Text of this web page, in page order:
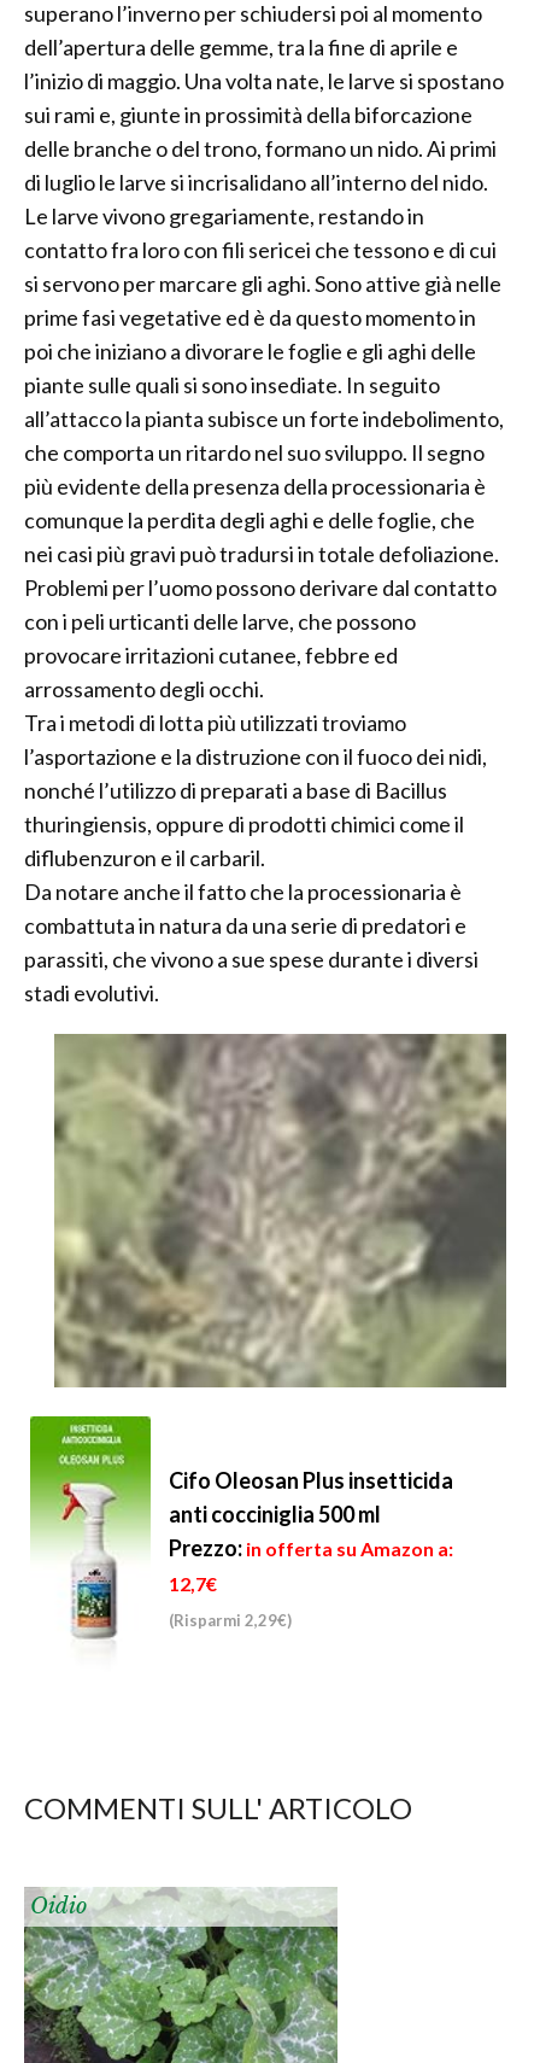
superano l’inverno per schiudersi poi al momento
dell’apertura delle gemme, tra la fine di aprile e
l’inizio di maggio. Una volta nate, le larve si spostano
sui rami e, giunte in prossimità della biforcazione
delle branche o del trono, formano un nido. Ai primi
di luglio le larve si incrisalidano all’interno del nido.
Le larve vivono gregariamente, restando in
contatto fra loro con fili sericei che tessono e di cui
si servono per marcare gli aghi. Sono attive già nelle
prime fasi vegetative ed è da questo momento in
poi che iniziano a divorare le foglie e gli aghi delle
piante sulle quali si sono insediate. In seguito
all’attacco la pianta subisce un forte indebolimento,
che comporta un ritardo nel suo sviluppo. Il segno
più evidente della presenza della processionaria è
comunque la perdita degli aghi e delle foglie, che
nei casi più gravi può tradursi in totale defoliazione.
Problemi per l’uomo possono derivare dal contatto
con i peli urticanti delle larve, che possono
provocare irritazioni cutanee, febbre ed
arrossamento degli occhi.
Tra i metodi di lotta più utilizzati troviamo
l’asportazione e la distruzione con il fuoco dei nidi,
nonché l’utilizzo di preparati a base di Bacillus
thuringiensis, oppure di prodotti chimici come il
diflubenzuron e il carbaril.
Da notare anche il fatto che la processionaria è
combattuta in natura da una serie di predatori e
parassiti, che vivono a sue spese durante i diversi
stadi evolutivi.
Cifo Oleosan Plus insetticida
anti cocciniglia 500 ml
Prezzo: in offerta su Amazon a:
12,7€
(Risparmi 2,29€)
COMMENTI SULL' ARTICOLO
Oidio